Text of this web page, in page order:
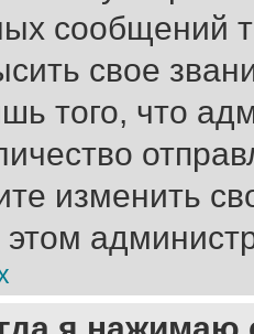
сообщений
свое
того, что
изменить
этом